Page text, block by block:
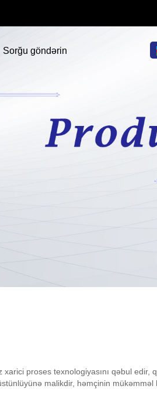
Sorğu göndərin
proses texnologiyasını qəbul edir,
malikdir, həmçinin